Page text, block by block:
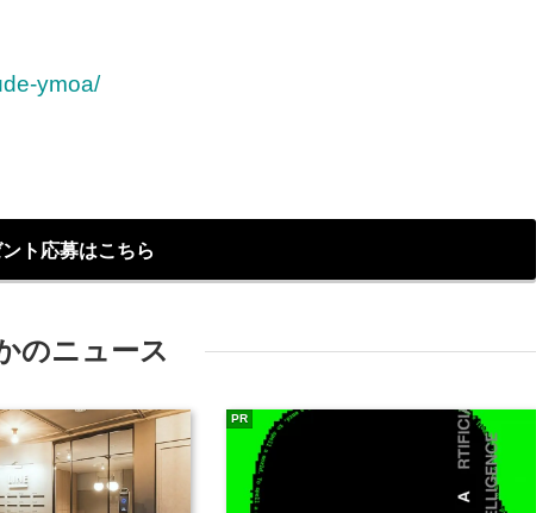
ymoa/
ト応募はこちら
のニュース
PR